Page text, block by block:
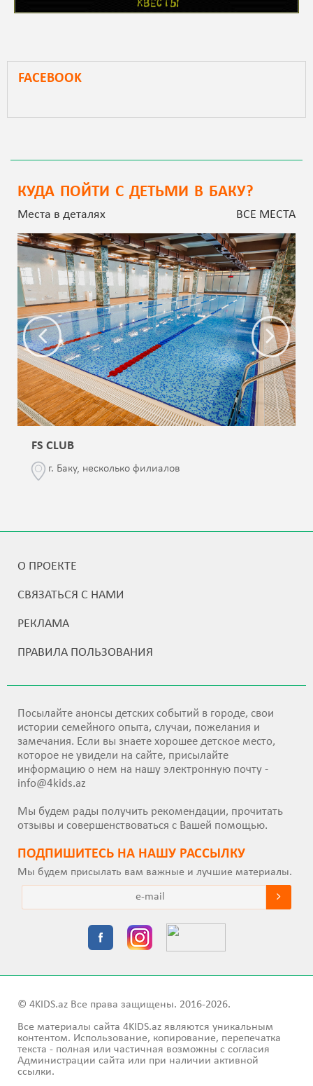
FACEBOOK
КУДА ПОЙТИ С ДЕТЬМИ В БАКУ?
Места в деталях ВСЕ МЕСТА
FS CLUB
г. Баку, несколько филиалов
О ПРОЕКТЕ
СВЯЗАТЬСЯ С НАМИ
РЕКЛАМА
ПРАВИЛА ПОЛЬЗОВАНИЯ
Посылайте анонсы детских событий в городе, свои
истории семейного опыта, случаи, пожелания и
замечания. Если вы знаете хорошее детское место,
которое не увидели на сайте, присылайте
информацию о нем на нашу электронную почту -
info@4kids.az
Мы будем рады получить рекомендации, прочитать
отзывы и совершенствоваться с Вашей помощью.
ПОДПИШИТEСЬ НА НАШУ РАССЫЛКУ
Мы будем присылать вам важные и лучшие материалы.
© 4KIDS.az Все права защищены. 2016-2026.
Все материалы сайта 4KIDS.az являются уникальным
контентом. Использование, копирование, перепечатка
текста - полная или частичная возможны с согласия
Администрации сайта или при наличии активной
ссылки.